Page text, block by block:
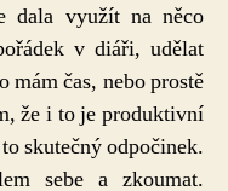
dala využít na něco
v diáři, udělat
čas, nebo prostě
že i to je produktivní
skutečný odpočinek.
sebe a zkoumat.